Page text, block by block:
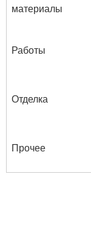
материалы
Работы
Отделка
Прочее